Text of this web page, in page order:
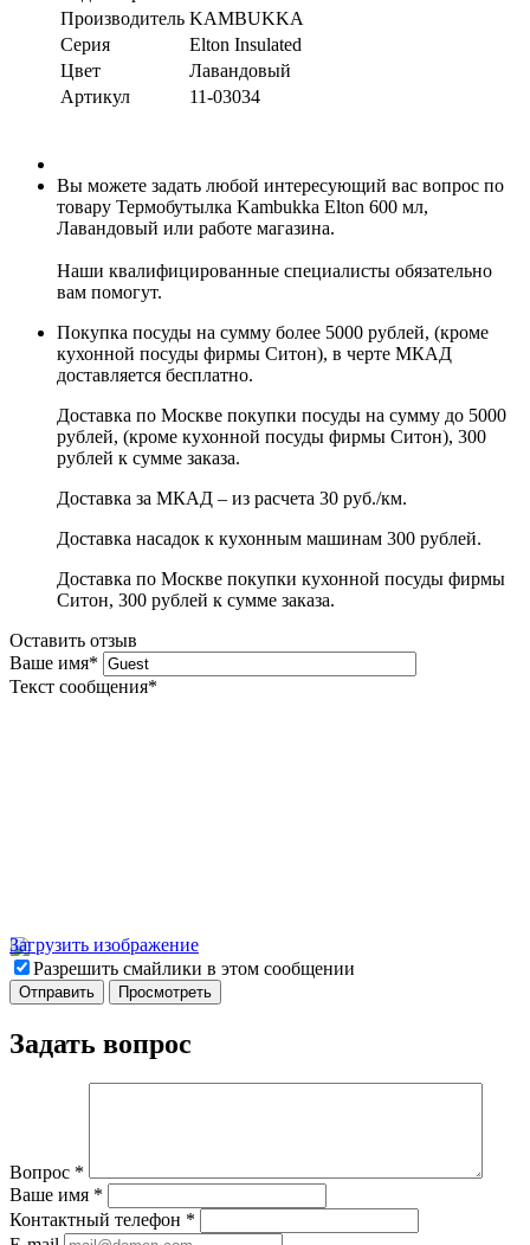
Производитель KAMBUKKA
Серия
Elton Insulated
Цвет
Лавандовый
Артикул
11-03034
Вы можете задать любой интересующий вас вопрос по
товару Термобутылка Kambukka Elton 600 мл,
Лавандовый или работе магазина.
Наши квалифицированные специалисты обязательно
вам помогут.
Покупка посуды на сумму более 5000 рублей, (кроме
кухонной посуды фирмы Ситон), в черте МКАД
доставляется бесплатно.
Доставка по Москве покупки посуды на сумму до 5000
рублей, (кроме кухонной посуды фирмы Ситон), 300
рублей к сумме заказа.
Доставка за МКАД – из расчета 30 руб./км.
Доставка насадок к кухонным машинам 300 рублей.
Доставка по Москве покупки кухонной посуды фирмы
Ситон, 300 рублей к сумме заказа.
Оставить отзыв
Ваше имя*
Текст сообщения*
Загрузить изображение
Разрешить смайлики в этом сообщении
Задать вопрос
Вопрос *
Ваше имя *
Контактный телефон *